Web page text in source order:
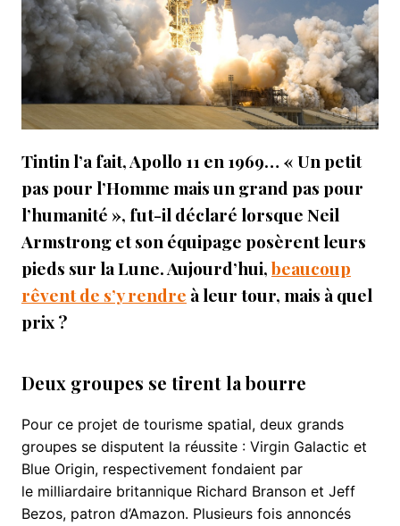
Tintin l’a fait, Apollo 11 en 1969… « Un petit
pas pour l’Homme mais un grand pas pour
l’humanité », fut-il déclaré lorsque Neil
Armstrong et son équipage posèrent leurs
pieds sur la Lune. Aujourd’hui,beaucoup
rêvent de s’y rendre à leur tour, mais à quel
prix ?
Deux groupes se tirent la bourre
Pour ce projet de tourisme spatial, deux grands
groupes se disputent la réussite : Virgin Galactic et
Blue Origin, respectivement fondaient par
le milliardaire britannique Richard Branson et Jeff
Bezos, patron d’Amazon. Plusieurs fois annoncés